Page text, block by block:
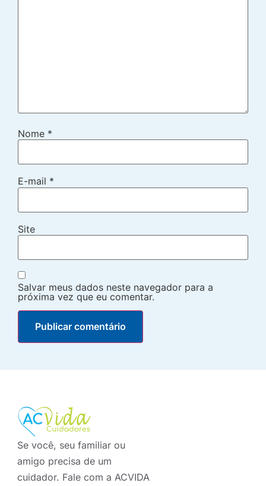
Nome *
E-mail *
Site
Salvar meus dados neste navegador para a
próxima vez que eu comentar.
Se você, seu familiar ou
amigo precisa de um
cuidador. Fale com a ACVIDA